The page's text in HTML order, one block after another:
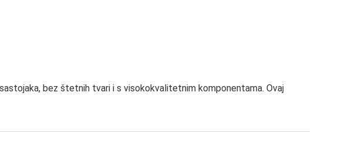
bez štetnih tvari i s visokokvalitetnim komponentama. Ovaj